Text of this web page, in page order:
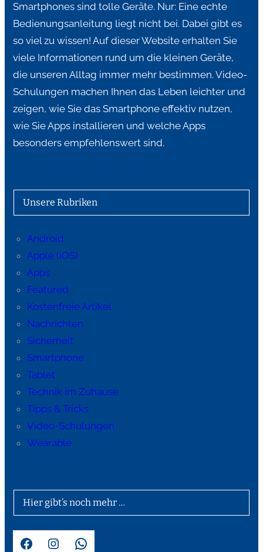
Smartphones sind tolle Geräte. Nur: Eine echte
Bedienungsanleitung liegt nicht bei. Dabei gibt es
so viel zu wissen! Auf dieser Website erhalten Sie
viele Informationen rund um die kleinen Geräte,
die unseren Alltag immer mehr bestimmen. Video-
Schulungen machen Ihnen das Leben leichter und
zeigen, wie Sie das Smartphone effektiv nutzen,
wie Sie Apps installieren und welche Apps
besonders empfehlenswert sind.
Unsere Rubriken
Android
Apple (iOS)
Apps
Featured
Kostenfreie Artikel
Nachrichten
Sicherheit
Smartphone
Tablet
Technik im Zuhause
Tipps & Tricks
Video-Schulungen
Wearable
Hier gibt’s noch mehr …
Facebook Instagram WhatsApp